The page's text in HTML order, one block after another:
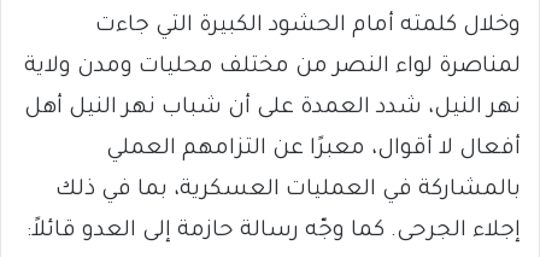
وخلال كلمته أمام الحشود الكبيرة التي جاءت
لمناصرة لواء النصر من مختلف محليات ومدن ولاية
نهر النيل، شدد العمدة على أن شباب نهر النيل أهل
أفعال لا أقوال، معبرًا عن التزامهم العملي
بالمشاركة في العمليات العسكرية، بما في ذلك
إجلاء الجرحى. كما وجّه رسالة حازمة إلى العدو قائلاً: